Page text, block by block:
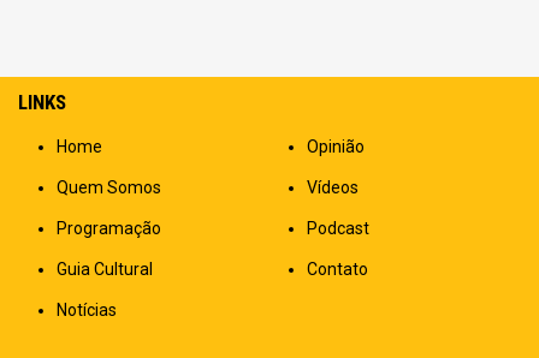
LINKS
Home
Quem Somos
Programação
Guia Cultural
Notícias
Opinião
Vídeos
Podcast
Contato